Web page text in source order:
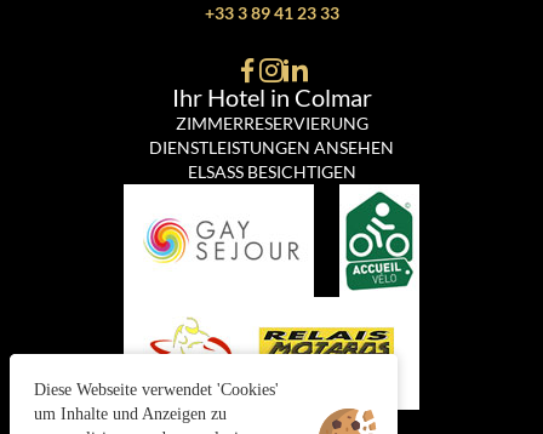
Ihr Hotel in Colmar
ZIMMERRESERVIERUNG
DIENSTLEISTUNGEN ANSEHEN
ELSASS BESICHTIGEN
+33 3 89 41 23 33
Diese Webseite verwendet 'Cookies'
um Inhalte und Anzeigen zu